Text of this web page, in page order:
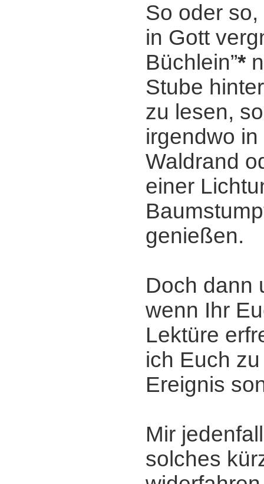
So oder so,
in Gott
Büchlein”*
Stube
zu lesen,
irgendwo
Waldrand
einer
genießen.
Doch dann
wenn Ihr
Lektüre
ich Euch
Ereignis
Mir
solches